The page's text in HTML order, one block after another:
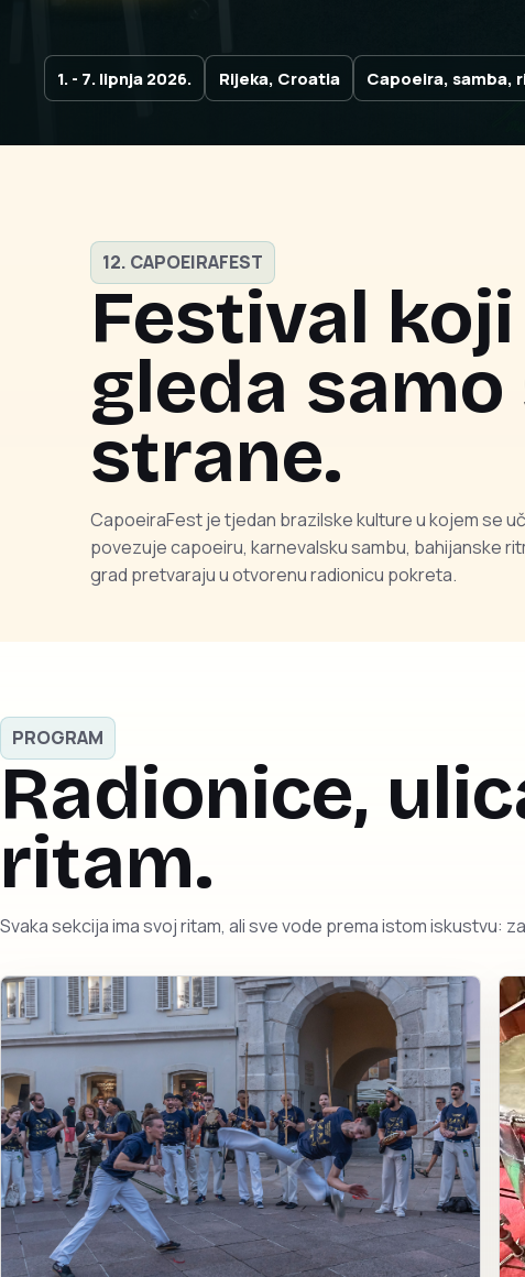
1. - 7. lipnja 2026. Rijeka, Croatia Capoeira, samba,
12. CAPOEIRAFEST
Festival
gleda samo
strane.
CapoeiraFest je tjedan brazilske kulture u kojem se
povezuje capoeiru, karnevalsku sambu, bahijanske
grad pretvaraju u otvorenu radionicu pokreta.
PROGRAM
Radionice,
ritam.
Svaka sekcija ima svoj ritam, ali sve vode prema istom iskustvu: